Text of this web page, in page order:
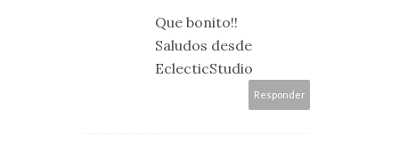
Que bonito!!
Saludos desde
EclecticStudio
Responder